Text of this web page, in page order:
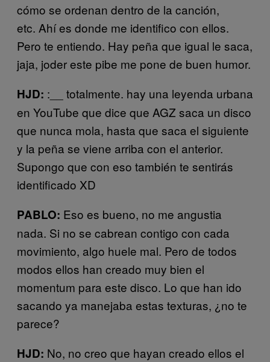
cómo se ordenan dentro de la canción,
etc. Ahí es donde me identifico con ellos.
Pero te entiendo. Hay peña que igual le saca,
jaja, joder este pibe me pone de buen humor.
HJD: :__ totalmente. hay una leyenda urbana
en YouTube que dice que AGZ saca un disco
que nunca mola, hasta que saca el siguiente
y la peña se viene arriba con el anterior.
Supongo que con eso también te sentirás
identificado XD
PABLO: Eso es bueno, no me angustia
nada. Si no se cabrean contigo con cada
movimiento, algo huele mal. Pero de todos
modos ellos han creado muy bien el
momentum para este disco. Lo que han ido
sacando ya manejaba estas texturas, ¿no te
parece?
HJD: No, no creo que hayan creado ellos el